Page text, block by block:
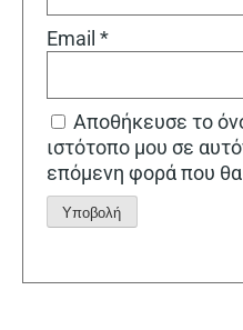
Email *
Αποθήκευσε το
ιστότοπο μου σε
επόμενη φορά που